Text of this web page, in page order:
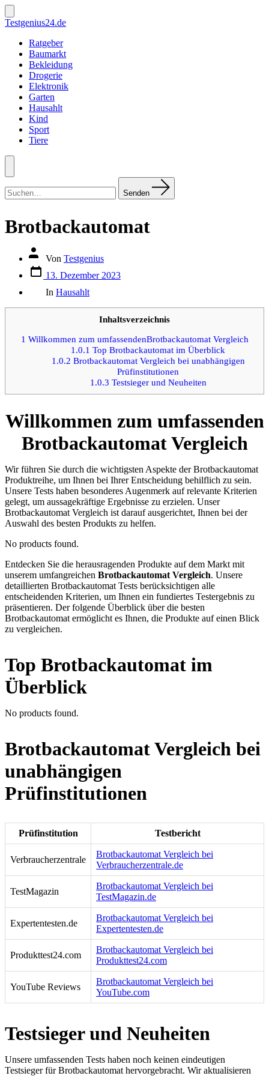
Zum
Inhalt
springen
Suche
ein-/ausblenden
Testgenius24.de
Ratgeber
Baumarkt
Bekleidung
Drogerie
Elektronik
Garten
Hausahlt
Kind
Sport
Tiere
Menü
nach:
Senden
Brotbackautomat
Autor
Beitrags
Von Testgenius
Datum
des
Beitrags
13. Dezember 2023
In Hausahlt
Inhaltsverzeichnis
1 Willkommen zum umfassendenBrotbackautomat Vergleich
1.0.1 Top Brotbackautomat im Überblick
1.0.2 Brotbackautomat Vergleich bei unabhängigen
Prüfinstitutionen
1.0.3 Testsieger und Neuheiten
Willkommen zum umfassenden
Brotbackautomat Vergleich
Wir führen Sie durch die wichtigsten Aspekte der Brotbackautomat
Produktreihe, um Ihnen bei Ihrer Entscheidung behilflich zu sein.
Unsere Tests haben besonderes Augenmerk auf relevante Kriterien
gelegt, um aussagekräftige Ergebnisse zu erzielen. Unser
Brotbackautomat Vergleich ist darauf ausgerichtet, Ihnen bei der
Auswahl des besten Produkts zu helfen.
No products found.
Entdecken Sie die herausragenden Produkte auf dem Markt mit
unserem umfangreichen Brotbackautomat Vergleich. Unsere
detaillierten Brotbackautomat Tests berücksichtigen alle
entscheidenden Kriterien, um Ihnen ein fundiertes Testergebnis zu
präsentieren. Der folgende Überblick über die besten
Brotbackautomat ermöglicht es Ihnen, die Produkte auf einen Blick
zu vergleichen.
Top Brotbackautomat im
Überblick
No products found.
Brotbackautomat Vergleich bei
unabhängigen
Prüfinstitutionen
Prüfinstitution Testbericht
Verbraucherzentrale
Brotbackautomat Vergleich bei
Verbraucherzentrale.de
TestMagazin
Brotbackautomat Vergleich bei
TestMagazin.de
Expertentesten.de
Brotbackautomat Vergleich bei
Expertentesten.de
Produkttest24.com
Brotbackautomat Vergleich bei
Produkttest24.com
YouTube Reviews
Brotbackautomat Vergleich bei
YouTube.com
Testsieger und Neuheiten
Unsere umfassenden Tests haben noch keinen eindeutigen
Testsieger für Brotbackautomat hervorgebracht. Wir aktualisieren